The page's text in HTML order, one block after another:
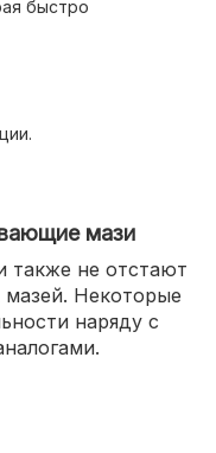
быстро
мази
также не отстают
Некоторые
наряду с